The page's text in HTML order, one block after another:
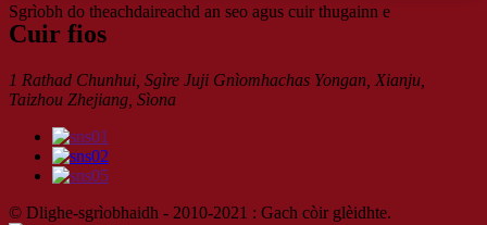
Sgrìobh do theachdaireachd an seo agus cuir thugainn e
Cuir fios
1 Rathad Chunhui, Sgìre Juji Gnìomhachas Yongan, Xianju,
Taizhou Zhejiang, Sìona
© Dlighe-sgrìobhaidh - 2010-2021 : Gach còir glèidhte.